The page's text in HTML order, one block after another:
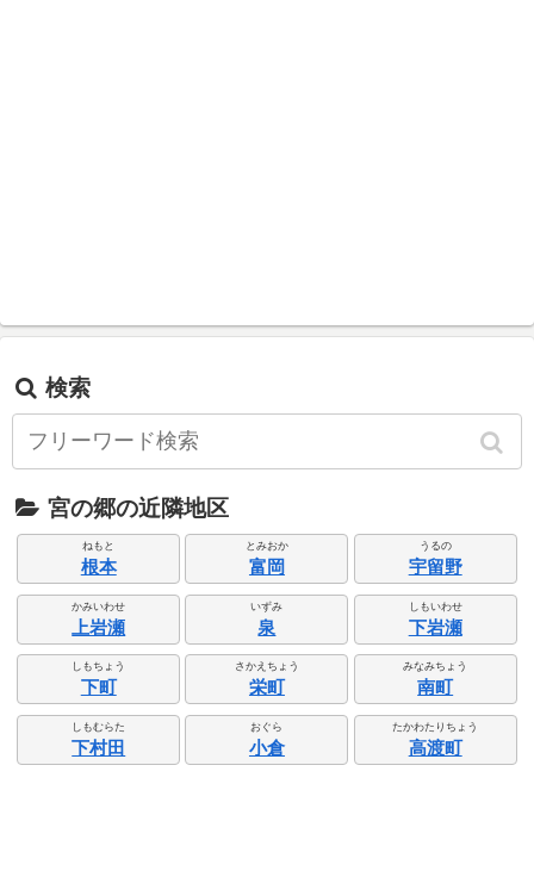
検索
宮の郷の近隣地区
ねもと
根本
とみおか
富岡
うるの
宇留野
かみいわせ
上岩瀬
いずみ
泉
しもいわせ
下岩瀬
しもちょう
下町
さかえちょう
栄町
みなみちょう
南町
しもむらた
下村田
おぐら
小倉
たかわたりちょう
高渡町